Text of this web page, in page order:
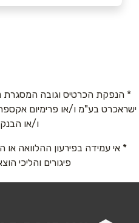
טלפון*
* הנפקת הכרטיס וגובה המסגרת
ישראכרט בע"מ ו/או פרימיום
ו/או
* אי עמידה בפירעון ההלוואה או
פיגורים והליכי